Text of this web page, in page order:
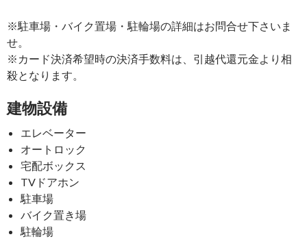
※駐車場・バイク置場・駐輪場の詳細はお問合せ下さいま
せ。
※カード決済希望時の決済手数料は、引越代還元金より相
殺となります。
建物設備
エレベーター
オートロック
宅配ボックス
TVドアホン
駐車場
バイク置き場
駐輪場